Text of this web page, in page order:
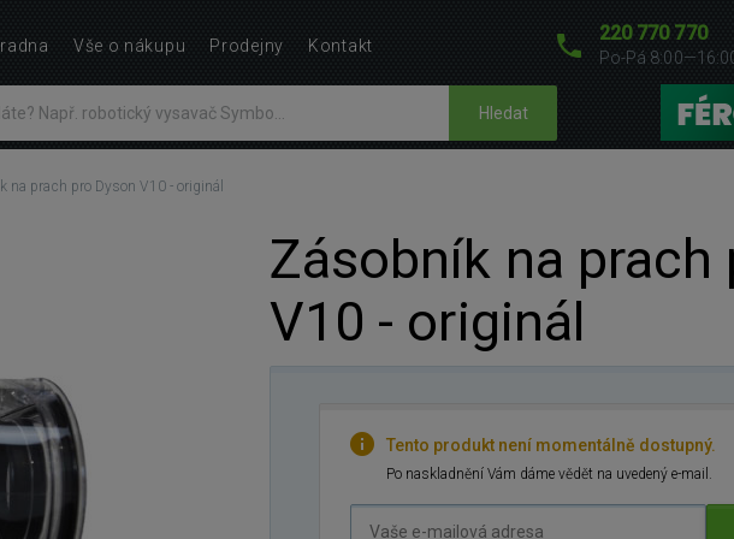
220 770 770
Po-Pá
Hledat
na prach pro Dyson V10 - originál
Zásobník na prach
V10 - originál
Tento produkt není momentálně dostupný.
Po naskladnění Vám dáme vědět na uvedený e-mail.
Vše o nákupu Prodejny Kontakt